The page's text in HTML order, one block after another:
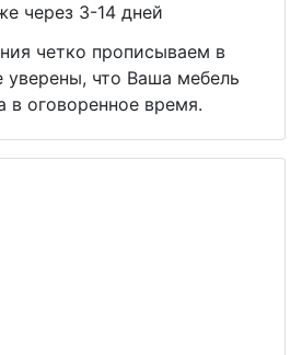
через 3-14 дней
четко прописываем в
уверены, что Ваша мебель
в оговоренное время.